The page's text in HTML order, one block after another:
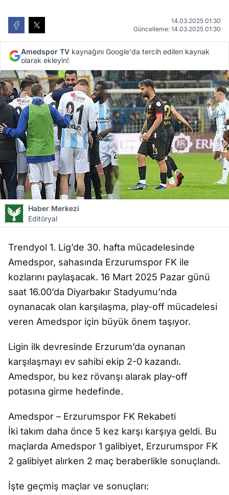
14.03.2025 01:30
Güncelleme: 14.03.2025 01:30
Amedspor TV kaynağını Google'da tercih edilen kaynak
olarak ekleyin!
Haber Merkezi
Editöryal
Trendyol 1. Lig’de 30. hafta mücadelesinde
Amedspor, sahasında Erzurumspor FK ile
kozlarını paylaşacak. 16 Mart 2025 Pazar günü
saat 16.00’da Diyarbakır Stadyumu’nda
oynanacak olan karşılaşma, play-off mücadelesi
veren Amedspor için büyük önem taşıyor.
Ligin ilk devresinde Erzurum’da oynanan
karşılaşmayı ev sahibi ekip 2-0 kazandı.
Amedspor, bu kez rövanşı alarak play-off
potasına girme hedefinde.
Amedspor – Erzurumspor FK Rekabeti
İki takım daha önce 5 kez karşı karşıya geldi. Bu
maçlarda Amedspor 1 galibiyet, Erzurumspor FK
2 galibiyet alırken 2 maç beraberlikle sonuçlandı.
İşte geçmiş maçlar ve sonuçları: